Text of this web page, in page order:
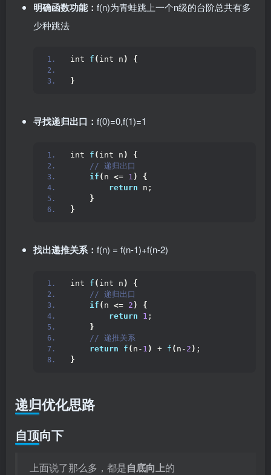
明确函数功能： f(n)为青蛙跳上一个n级的台阶总共有多
少种跳法
int f ( int n ) {
}
寻找递归出口： f(0)=0,f(1)=1
int f ( int n )
{
// 递归出口
if ( n <= 1 )
{
return n;
}
}
找出递推关系： f(n) = f(n-1)+f(n-2)
int f ( int n )
{
// 递归出口
if ( n <= 2 )
{
return
1 ;
}
// 递推关系
return
f ( n- 1 ) + f ( n- 2 ) ;
}
递归优化思路
自顶向下
上面说了那么多，都是自底向上的